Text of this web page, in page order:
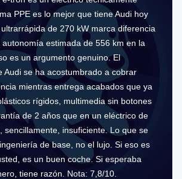
PPE es lo mejor que tiene Audi hoy
de 270 kW marca diferencia
autonomía estimada de 556 km en la
es un argumento genuino. El
Audi se ha acostumbrado a cobrar
mientras entrega acabados que ya
rígidos, multimedia sin botones
de 2 años que en un eléctrico de
sencillamente, insuficiente. Lo que se
de base, no el lujo. Si eso es
es un buen coche. Si esperaba
tiene razón. Nota: 7,8/10.